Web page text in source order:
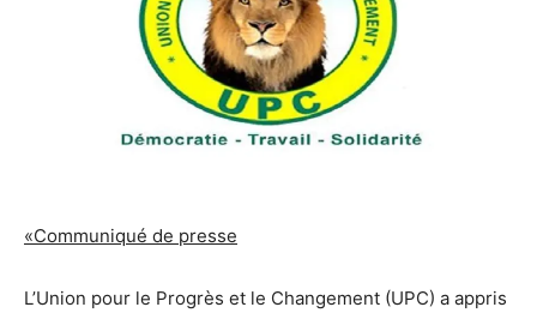
«Communiqué de presse
L’Union pour le Progrès et le Changement (UPC) a appris